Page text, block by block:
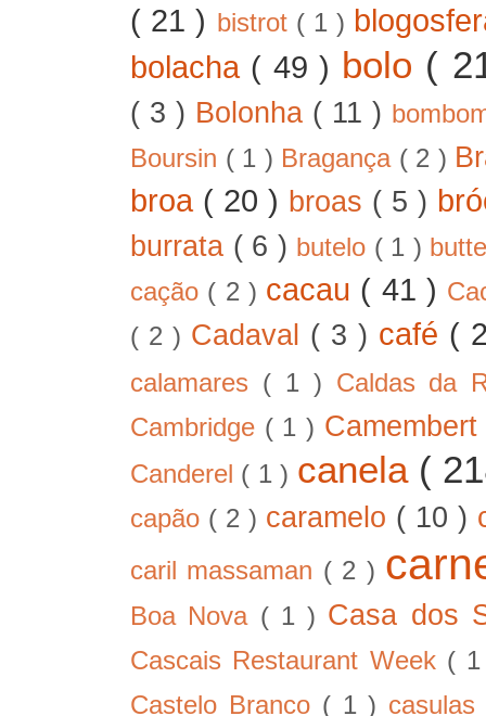
( 21 ) bistrot ( 1 )
bolacha ( 49 ) bolo (
( 3 ) Bolonha ( 11 )
Boursin ( 1 ) Bragança ( 2 )
broa ( 20 ) broas ( 5 )
burrata ( 6 ) butelo ( 1 )
cação ( 2 ) cacau ( 41 )
( 2 ) Cadaval ( 3 ) café (
calamares ( 1 ) Caldas da
Cambridge ( 1 )
Canderel ( 1 ) canela (
capão ( 2 ) caramelo ( 10 )
caril massaman ( 2 )
Boa Nova ( 1 ) Casa dos
Cascais Restaurant Week (
Castelo Branco ( 1 )